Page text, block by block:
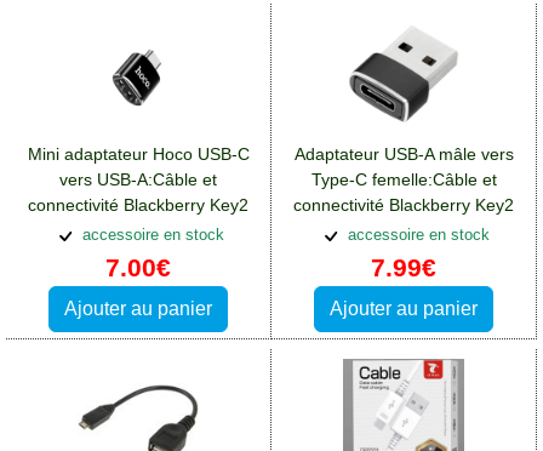
Mini adaptateur Hoco USB-C
vers USB-A:Câble et
connectivité Blackberry Key2
accessoire en stock
7.00€
Ajouter au panier
Adaptateur USB-A mâle vers
Type-C femelle:Câble et
connectivité Blackberry Key2
accessoire en stock
7.99€
Ajouter au panier